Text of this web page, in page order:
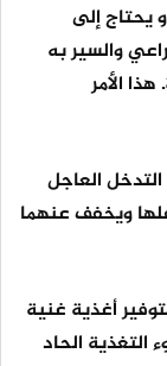
يحتاج إلى
والسير به
الأمر
العاجل
ويخفف عنهما
أغذية غنية
التغذية الحاد